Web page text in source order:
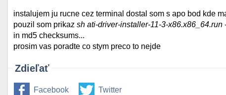
instalujem ju rucne cez terminal dostal som s apo bod kde
pouzil som prikazsh ati-driver-installer-11-3-x86.x86_64.run
in md5 checksums...
prosim vas poradte co stym preco to nejde
Zdieľať
Facebook Twitter